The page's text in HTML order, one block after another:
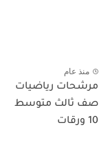
منذ عام
مرشحات رياضيات
صف ثالث متوسط
10 ورقات